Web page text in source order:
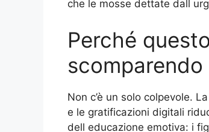
che le mosse dettate dall
Perché
scomparendo
Non c’è un solo colpevole.
e le gratificazioni digitali
dell educazione emotiva: i